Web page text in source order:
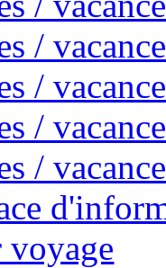
/
/
/
/
voyage